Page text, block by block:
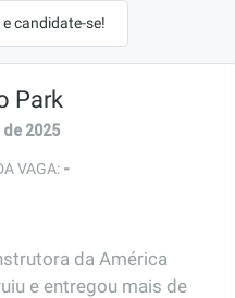
candidate-se!
Park
2025
VAGA: -
da América
e entregou mais de